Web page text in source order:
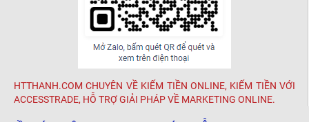
HTTHANH.COM CHUYÊN VỀ KIẾM TIỀN ONLINE, KIẾM TIỀN VỚI
ACCESSTRADE, HỖ TRỢ GIẢI PHÁP VỀ MARKETING ONLINE.